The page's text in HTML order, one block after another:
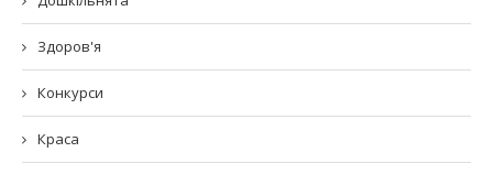
Здоров'я
Конкурси
Краса